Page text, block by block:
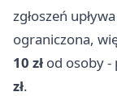
zgłoszeń upływa
ograniczona,
10 zł od osoby -
zł.